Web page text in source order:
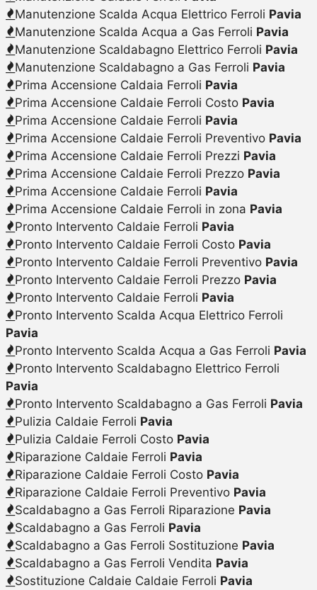
Manutenzione Scalda Acqua Elettrico Ferroli Pavia
Manutenzione Scalda Acqua a Gas Ferroli Pavia
Manutenzione Scaldabagno Elettrico Ferroli Pavia
Manutenzione Scaldabagno a Gas Ferroli Pavia
Prima Accensione Caldaia Ferroli Pavia
Prima Accensione Caldaie Ferroli Costo Pavia
Prima Accensione Caldaie Ferroli Pavia
Prima Accensione Caldaie Ferroli Preventivo Pavia
Prima Accensione Caldaie Ferroli Prezzi Pavia
Prima Accensione Caldaie Ferroli Prezzo Pavia
Prima Accensione Caldaie Ferroli Pavia
Prima Accensione Caldaie Ferroli in zona Pavia
Pronto Intervento Caldaie Ferroli Pavia
Pronto Intervento Caldaie Ferroli Costo Pavia
Pronto Intervento Caldaie Ferroli Preventivo Pavia
Pronto Intervento Caldaie Ferroli Prezzo Pavia
Pronto Intervento Caldaie Ferroli Pavia
Pronto Intervento Scalda Acqua Elettrico Ferroli
Pavia
Pronto Intervento Scalda Acqua a Gas Ferroli Pavia
Pronto Intervento Scaldabagno Elettrico Ferroli
Pavia
Pronto Intervento Scaldabagno a Gas Ferroli Pavia
Pulizia Caldaie Ferroli Pavia
Pulizia Caldaie Ferroli Costo Pavia
Riparazione Caldaie Ferroli Pavia
Riparazione Caldaie Ferroli Costo Pavia
Riparazione Caldaie Ferroli Preventivo Pavia
Scaldabagno a Gas Ferroli Riparazione Pavia
Scaldabagno a Gas Ferroli Pavia
Scaldabagno a Gas Ferroli Sostituzione Pavia
Scaldabagno a Gas Ferroli Vendita Pavia
Sostituzione Caldaie Caldaie Ferroli Pavia